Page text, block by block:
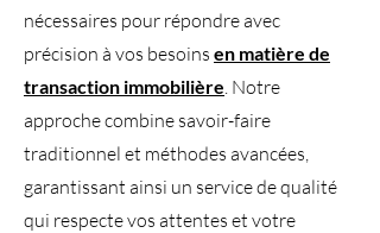
nécessaires pour répondre avec
précision à vos besoins en matière de
transaction immobilière. Notre
approche combine savoir-faire
traditionnel et méthodes avancées,
garantissant ainsi un service de qualité
qui respecte vos attentes et votre